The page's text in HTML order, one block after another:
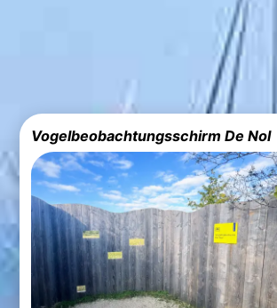
Vogelbeobachtungsschirm De Nol